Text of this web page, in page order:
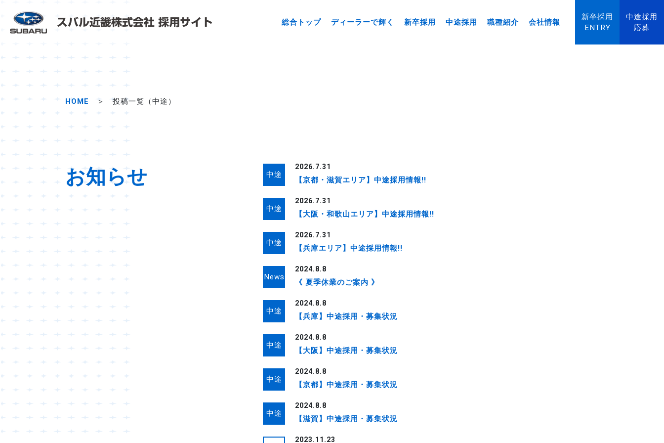
総合トップ ディーラーで輝く 新卒採用 中途採用 職種紹介 会社情報
新卒採用
ENTRY
中途採用
応募
HOME ＞ 投稿一覧（中途）
お知らせ 中途
2026.7.31
【京都・滋賀エリア】中途採用情報!!
中途
2026.7.31
【大阪・和歌山エリア】中途採用情報!!
中途
2026.7.31
【兵庫エリア】中途採用情報!!
News
2024.8.8
《 夏季休業のご案内 》
中途
2024.8.8
【兵庫】中途採用・募集状況
中途
2024.8.8
【大阪】中途採用・募集状況
中途
2024.8.8
【京都】中途採用・募集状況
中途
2024.8.8
【滋賀】中途採用・募集状況
2023.11.23